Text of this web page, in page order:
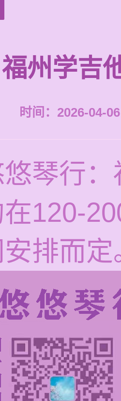
福州学吉
时间：2026-04-
琴行
120-
排而定